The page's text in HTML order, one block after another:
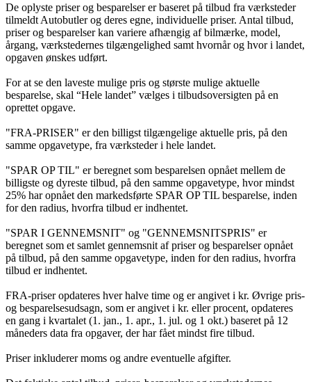
De oplyste priser og besparelser er baseret på tilbud fra værksteder
tilmeldt Autobutler og deres egne, individuelle priser. Antal tilbud,
priser og besparelser kan variere afhængig af bilmærke, model,
årgang, værkstedernes tilgængelighed samt hvornår og hvor i landet,
opgaven ønskes udført.
For at se den laveste mulige pris og største mulige aktuelle
besparelse, skal “Hele landet” vælges i tilbudsoversigten på en
oprettet opgave.
"FRA-PRISER" er den billigst tilgængelige aktuelle pris, på den
samme opgavetype, fra værksteder i hele landet.
"SPAR OP TIL" er beregnet som besparelsen opnået mellem de
billigste og dyreste tilbud, på den samme opgavetype, hvor mindst
25% har opnået den markedsførte SPAR OP TIL besparelse, inden
for den radius, hvorfra tilbud er indhentet.
"SPAR I GENNEMSNIT" og "GENNEMSNITSPRIS" er
beregnet som et samlet gennemsnit af priser og besparelser opnået
på tilbud, på den samme opgavetype, inden for den radius, hvorfra
tilbud er indhentet.
FRA-priser opdateres hver halve time og er angivet i kr. Øvrige pris-
og besparelsesudsagn, som er angivet i kr. eller procent, opdateres
en gang i kvartalet (1. jan., 1. apr., 1. jul. og 1 okt.) baseret på 12
måneders data fra opgaver, der har fået mindst fire tilbud.
Priser inkluderer moms og andre eventuelle afgifter.